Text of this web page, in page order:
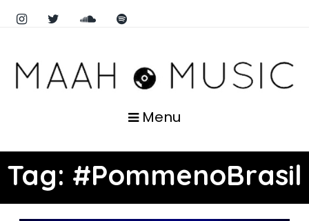
Menu
Tag: #PommenoBrasil